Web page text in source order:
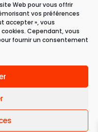
Web pour vous offrir
vos préférences
accepter », vous
Cependant, vous
fournir un consentement
11 rue du raisin
68100 Mulhouse
mardi au samedi